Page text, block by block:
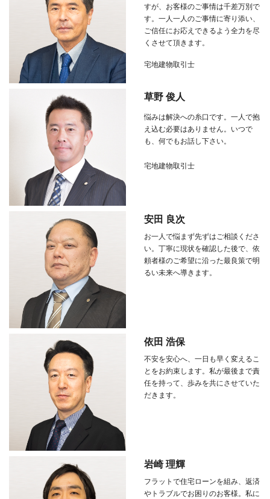
すが、お客様のご事情は千差万別で
す。一人一人のご事情に寄り添い、
ご信任にお応えできるよう全力を尽
くさせて頂きます。
宅地建物取引士
草野 俊人
悩みは解決への糸口です。一人で抱
え込む必要はありません。いつで
も、何でもお話し下さい。
宅地建物取引士
安田 良次
お一人で悩まず先ずはご相談くださ
い。丁寧に現状を確認した後で、依
頼者様のご希望に沿った最良策で明
るい未来へ導きます。
依田 浩保
不安を安心へ、一日も早く変えるこ
とをお約束します。私が最後まで責
任を持って、歩みを共にさせていた
だきます。
岩崎 理輝
フラットで住宅ローンを組み、返済
やトラブルでお困りのお客様。私に